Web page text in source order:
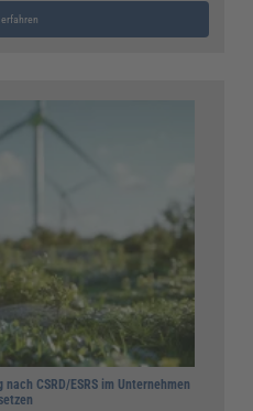
CSRD/ESRS im Unternehmen